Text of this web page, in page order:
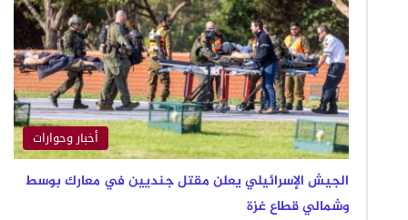
أخبار وحوارات
الجيش الإسرائيلي يعلن مقتل جنديين في معارك بوسط
وشمالي قطاع غزة